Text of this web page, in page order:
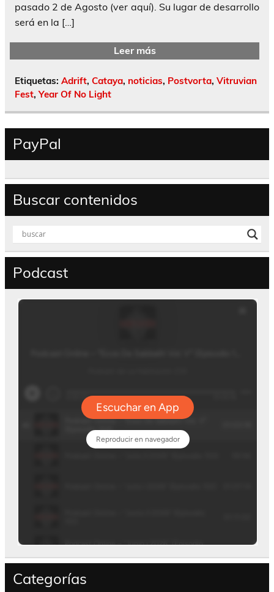
pasado 2 de Agosto (ver aquí). Su lugar de desarrollo
será en la […]
Leer más
Etiquetas: Adrift, Cataya, noticias, Postvorta, Vitruvian
Fest,Year Of No Light
PayPal
Buscar contenidos
Podcast
Categorías